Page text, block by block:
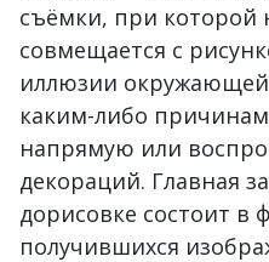
съёмки, при которой
совмещается с
иллюзии
каким-либо
напрямую или
декораций. Главная
дорисовке состоит в
получившихся